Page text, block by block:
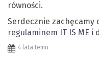
równości.
Serdecznie zachęcamy
regulaminem IT IS ME i
4 lata temu